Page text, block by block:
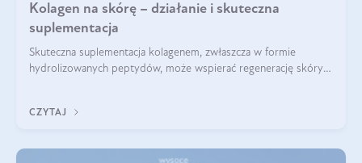
Kolagen na skórę – działanie i skuteczna
suplementacja
Skuteczna suplementacja kolagenem, zwłaszcza w formie
hydrolizowanych peptydów, może wspierać regenerację skóry i
CZYTAJ